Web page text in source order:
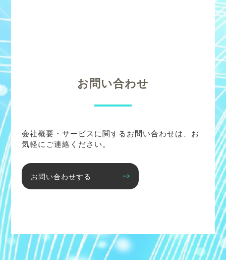
お問い合わせ
会社概要・サービスに関するお問い合わせは、お
気軽にご連絡ください。
お問い合わせする